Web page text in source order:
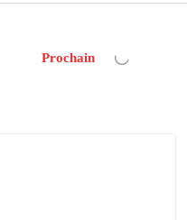
Prochain